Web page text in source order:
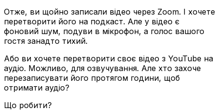
Отже, ви щойно записали відео через Zoom. І хочете
перетворити його на подкаст. Але у відео є
фоновий шум, подуви в мікрофон, а голос вашого
гостя занадто тихий.
Або ви хочете перетворити своє відео з YouTube на
аудіо. Можливо, для озвучування. Але хто захоче
перезаписувати його протягом години, щоб
отримати аудіо?
Що робити?